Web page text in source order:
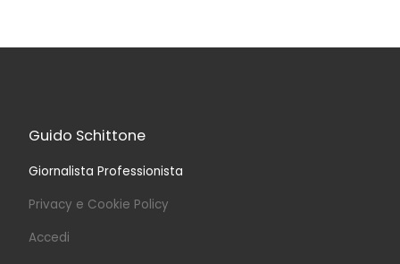
Guido Schittone
Giornalista Professionista
Privacy e Cookie Policy
Accedi